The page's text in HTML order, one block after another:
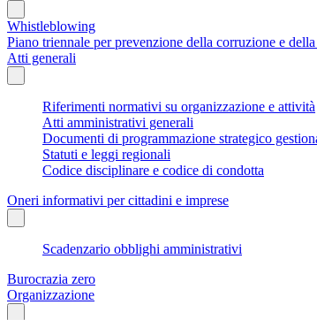
Whistleblowing
Piano triennale per prevenzione della corruzione e della
Atti generali
Riferimenti normativi su organizzazione e attività
Atti amministrativi generali
Documenti di programmazione strategico
Statuti e leggi regionali
Codice disciplinare e codice di condotta
Oneri informativi per cittadini e imprese
Scadenzario obblighi amministrativi
Burocrazia zero
Organizzazione